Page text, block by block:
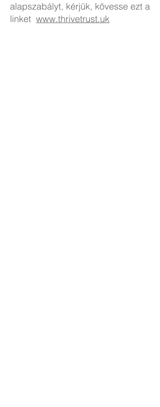
alapszabályt, kérjük, kövesse ezt a
linket www.thrivetrust.uk